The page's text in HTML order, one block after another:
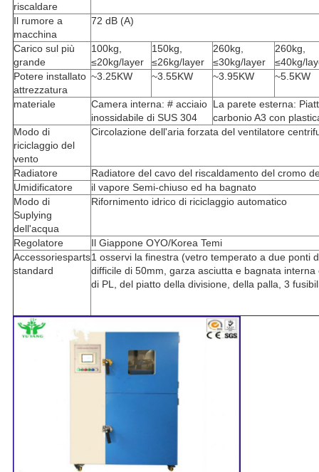
riscaldare
Il rumore a
macchina
72 dB (A)
Carico sul più
grande
100kg,
≤20kg/layer
150kg,
≤26kg/layer
260kg,
≤30kg/layer
260kg,
≤40kg/
Potere installato
attrezzatura
~3.25KW ~3.55KW ~3.95KW ~5.5KW
materiale
Camera interna: # acciaio
inossidabile di SUS 304
La parete esterna:
carbonio A3 con
Modo di
riciclaggio del
vento
Circolazione dell'aria forzata del ventilatore
Radiatore
Radiatore del cavo del riscaldamento del cromo
Umidificatore
il vapore Semi-chiuso ed ha bagnato
Modo di
Suplying
dell'acqua
Rifornimento idrico di riciclaggio automatico
Regolatore
Il Giappone OYO/Korea Temi
Accessoriesparts
standard
1 osservi la finestra (vetro temperato a due ponti
difficile di 50mm, garza asciutta e bagnata interna
di PL, del piatto della divisione, della palla, 3